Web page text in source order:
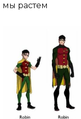
мы растем